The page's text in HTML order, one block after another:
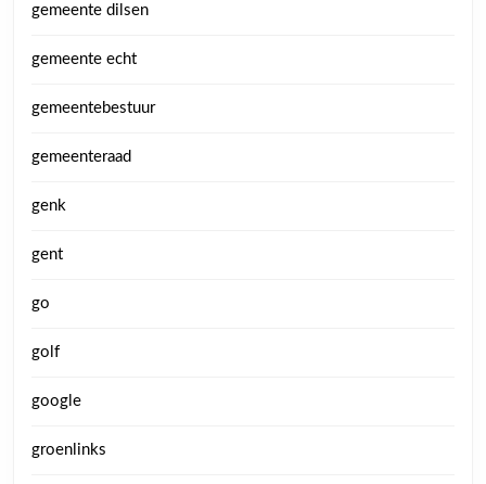
gemeente dilsen
gemeente echt
gemeentebestuur
gemeenteraad
genk
gent
go
golf
google
groenlinks